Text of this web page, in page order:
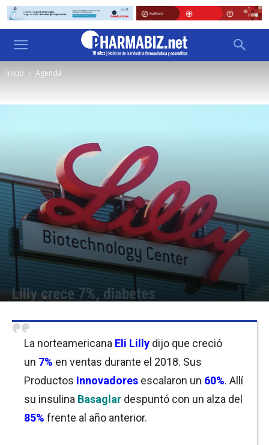
Inicio Agenda
Lilly crece 7%, diabetes
La norteamericana Eli Lilly dijo que creció
un 7% en ventas durante el 2018. Sus
Productos Innovadores escalaron un 60%. Allí
su insulina Basaglar despuntó con un alza del
85% frente al año anterior.